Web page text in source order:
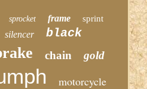
sprocket frame
sprint
silencer black
chain gold
motorcycle